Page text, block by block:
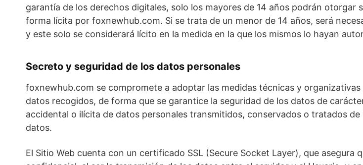
garantía de los derechos digitales, solo los mayores de 14 años podrán
forma lícita por foxnewhub.com. Si se trata de un menor de 14 años, será
y este solo se considerará lícito en la medida en la que los mismos lo hayan
Secreto y seguridad de los datos personales
foxnewhub.com se compromete a adoptar las medidas técnicas y
datos recogidos, de forma que se garantice la seguridad de los datos de
accidental o ilícita de datos personales transmitidos, conservados o tratados
datos.
El Sitio Web cuenta con un certificado SSL (Secure Socket Layer), que